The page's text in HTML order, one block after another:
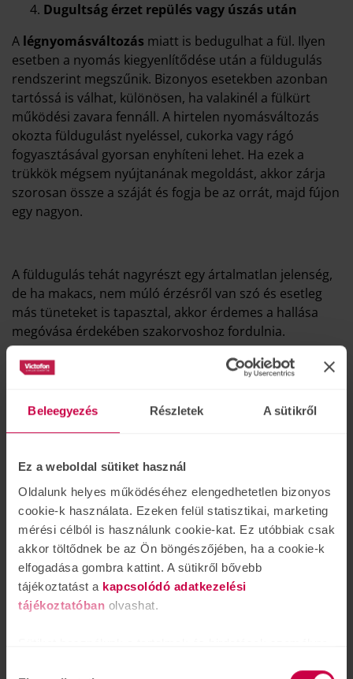
Beleegyezés Részletek A sütikről
Ez a weboldal sütiket használ
Oldalunk helyes működéséhez elengedhetetlen bizonyos
cookie-k használata. Ezeken felül statisztikai, marketing
mérési célból is használunk cookie-kat. Ez utóbbiak csak
akkor töltődnek be az Ön böngészőjében, ha a cookie-k
elfogadása gombra kattint. A sütikről bővebb
tájékoztatást a kapcsolódó adatkezelési
tájékoztatóban olvashat.
Dugultság érzet repülés vagy úszás után
A légnyomásváltozás miatt is bedugulhat a fül. Ilyen
esetben a nyomás kiegyenlítődése után a füldugulás
rendszerint megszűnik. Bizonyos esetekben azonban
tartóssá is válhat, különösen, ha valakinél a fülkürt
működési zavara fennáll. A hirtelen nyomásváltozás
okozta füldugulást nyeléssel, cukorka vagy rágó
fogyasztásával gyorsan enyhíteni lehet. Ha ezek a
trükkök mégsem nyújtanának megoldást, akkor zárja
szorosan össze a száját és fogja be az orrát, majd fújon
egy nagyon.
A füldugulás tehát nagyrészt egy ártalmatlan jelenség,
de ha makacs, nem múló érzésről van szó és esetleg
más tüneteket is tapasztal, akkor érdemes a hallása
megóvása érdekében szakorvoshoz fordulnia.
fül Bedugult fül
Tetszett? Ossza meg másokkal!
Olvasta már?